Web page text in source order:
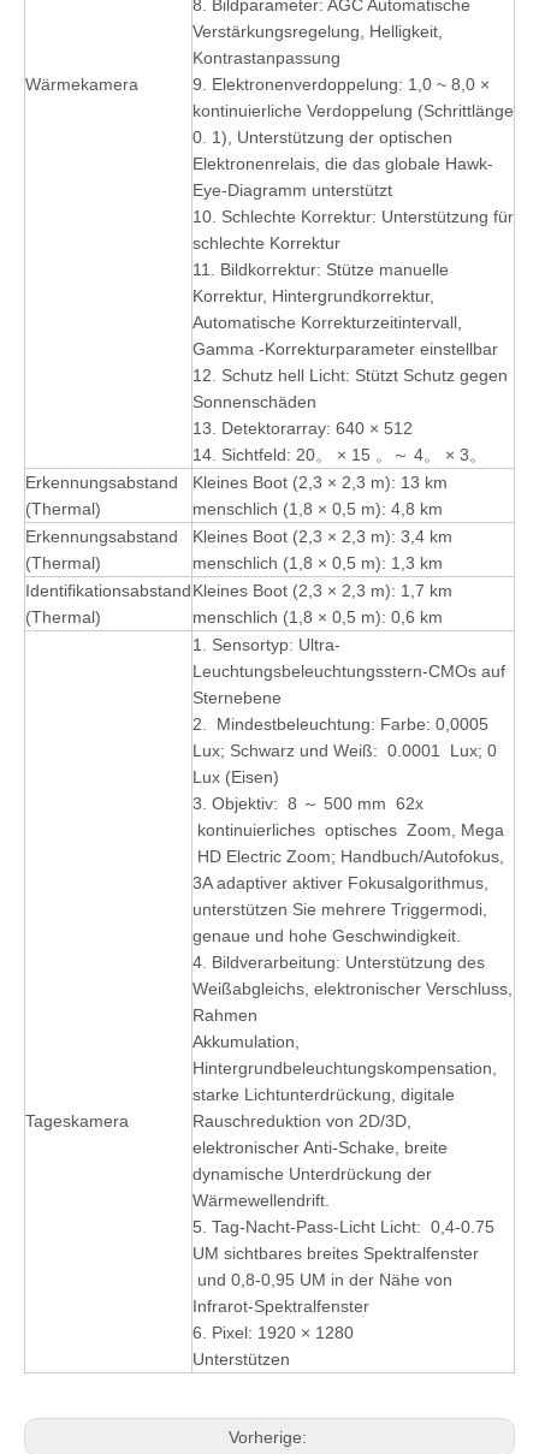
Wärmekamera
8. Bildparameter: AGC Automatische
Verstärkungsregelung, Helligkeit,
Kontrastanpassung
9. Elektronenverdoppelung: 1,0 ~ 8,0 ×
kontinuierliche Verdoppelung (Schrittlänge
0. 1), Unterstützung der optischen
Elektronenrelais, die das globale Hawk-
Eye-Diagramm unterstützt
10. Schlechte Korrektur: Unterstützung für
schlechte Korrektur
11. Bildkorrektur: Stütze manuelle
Korrektur, Hintergrundkorrektur,
Automatische Korrekturzeitintervall,
Gamma -Korrekturparameter einstellbar
12. Schutz hell Licht: Stützt Schutz gegen
Sonnenschäden
13. Detektorarray: 640 × 512
14. Sichtfeld: 20。 × 15 。～ 4。 × 3。
Erkennungsabstand
(Thermal)
Kleines Boot (2,3 × 2,3 m): 13 km
menschlich (1,8 × 0,5 m): 4,8 km
Erkennungsabstand
(Thermal)
Kleines Boot (2,3 × 2,3 m): 3,4 km
menschlich (1,8 × 0,5 m): 1,3 km
Identifikationsabstand
(Thermal)
Kleines Boot (2,3 × 2,3 m): 1,7 km
menschlich (1,8 × 0,5 m): 0,6 km
Tageskamera
1. Sensortyp: Ultra-
Leuchtungsbeleuchtungsstern-CMOs auf
Sternebene
2. Mindestbeleuchtung: Farbe: 0,0005
Lux; Schwarz und Weiß: 0.0001 Lux; 0
Lux (Eisen)
3. Objektiv: 8 ～ 500 mm 62x
kontinuierliches optisches Zoom, Mega
HD Electric Zoom; Handbuch/Autofokus,
3A adaptiver aktiver Fokusalgorithmus,
unterstützen Sie mehrere Triggermodi,
genaue und hohe Geschwindigkeit.
4. Bildverarbeitung: Unterstützung des
Weißabgleichs, elektronischer Verschluss,
Rahmen
Akkumulation,
Hintergrundbeleuchtungskompensation,
starke Lichtunterdrückung, digitale
Rauschreduktion von 2D/3D,
elektronischer Anti-Schake, breite
dynamische Unterdrückung der
Wärmewellendrift.
5. Tag-Nacht-Pass-Licht Licht: 0,4-0.75
UM sichtbares breites Spektralfenster
und 0,8-0,95 UM in der Nähe von
Infrarot-Spektralfenster
6. Pixel: 1920 × 1280
Unterstützen
Vorherige: